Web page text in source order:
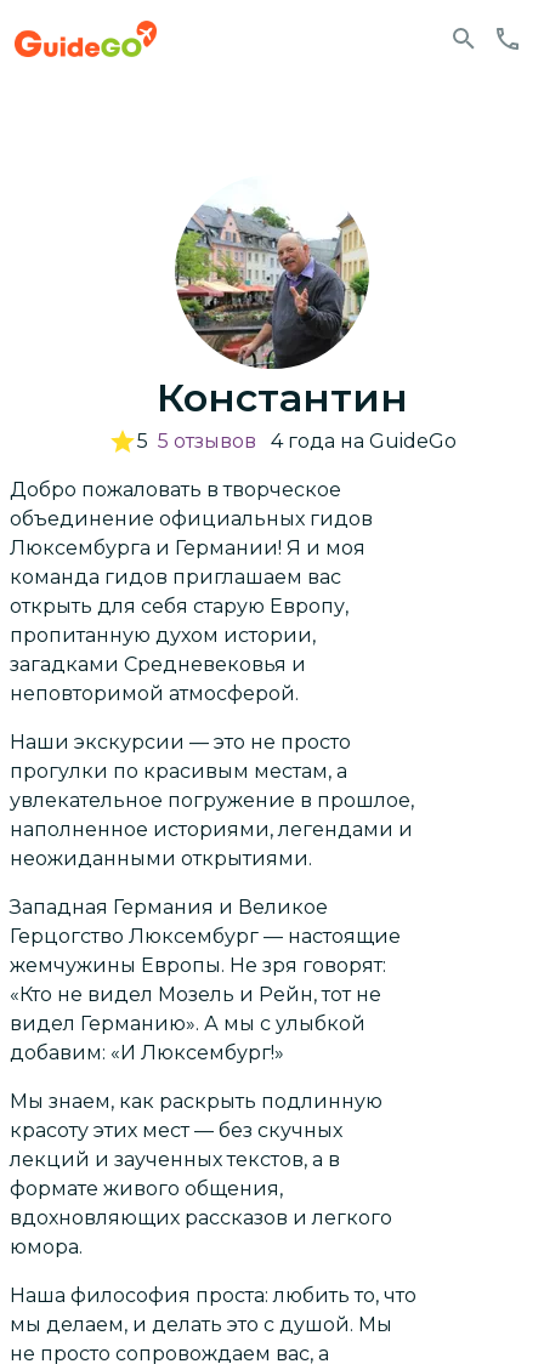
Константин
5 5 отзывов 4 года на GuideGo
Добро пожаловать в творческое
объединение официальных гидов
Люксембурга и Германии! Я и моя
команда гидов приглашаем вас
открыть для себя старую Европу,
пропитанную духом истории,
загадками Средневековья и
неповторимой атмосферой.
Наши экскурсии — это не просто
прогулки по красивым местам, а
увлекательное погружение в прошлое,
наполненное историями, легендами и
неожиданными открытиями.
Западная Германия и Великое
Герцогство Люксембург — настоящие
жемчужины Европы. Не зря говорят:
«Кто не видел Мозель и Рейн, тот не
видел Германию». А мы с улыбкой
добавим: «И Люксембург!»
Мы знаем, как раскрыть подлинную
красоту этих мест — без скучных
лекций и заученных текстов, а в
формате живого общения,
вдохновляющих рассказов и легкого
юмора.
Наша философия проста: любить то, что
мы делаем, и делать это с душой. Мы
не просто сопровождаем вас, а